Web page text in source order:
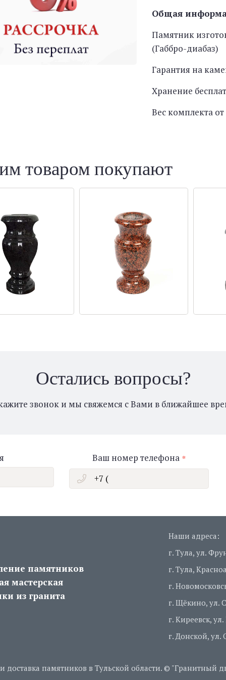
Общая
Памятник
(Габбро-диабаз)
Гарантия на
Хранение
Вес комплекта
товаром покупают
Остались вопросы?
звонок и мы свяжемся с Вами в ближайшее
Ваш номер телефона
памятников
мастерская
из гранита
Наши адреса:
г. Тула, ул.
г. Тула,
г.
г. Щёкино, ул.
г. Киреевск,
г. Донской, ул.
доставка памятников в Тульской области. © "Гранитный